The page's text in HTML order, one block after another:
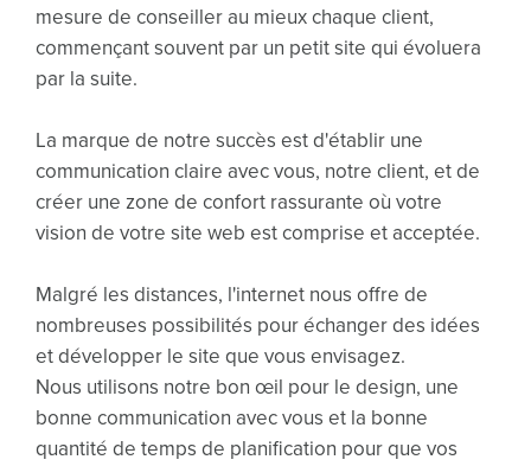
mesure de conseiller au mieux chaque client,
commençant souvent par un petit site qui évoluera
par la suite.
La marque de notre succès est d'établir une
communication claire avec vous, notre client, et de
créer une zone de confort rassurante où votre
vision de votre site web est comprise et acceptée.
Malgré les distances, l'internet nous offre de
nombreuses possibilités pour échanger des idées
et développer le site que vous envisagez.
Nous utilisons notre bon œil pour le design, une
bonne communication avec vous et la bonne
quantité de temps de planification pour que vos